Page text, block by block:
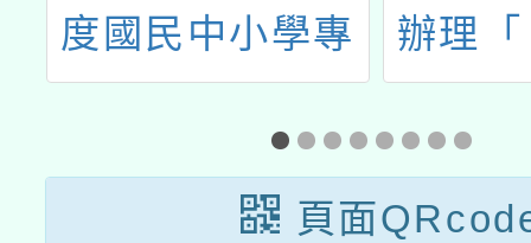
度國民中小學專
職原住民族語老
師暨 原住民族語
教學支援工作人
辦理
悟】
市立
科普
頁面